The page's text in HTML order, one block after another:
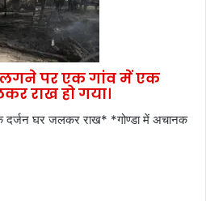
पर एक गांव में एक
राख हो गया।
दर्जन घर जलकर राख* *गोण्डा में अचानक